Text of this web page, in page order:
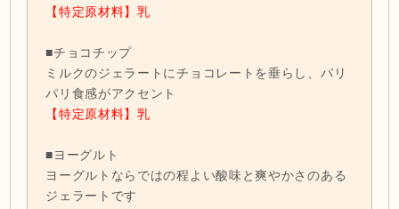
【特定原材料】乳
■チョコチップ
ミルクのジェラートにチョコレートを垂らし、パリ
パリ食感がアクセント
【特定原材料】乳
■ヨーグルト
ヨーグルトならではの程よい酸味と爽やかさのある
ジェラートです